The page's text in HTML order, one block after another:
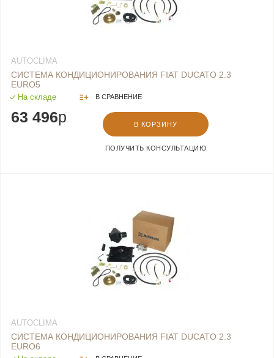
AUTOCLIMA
СИСТЕМА КОНДИЦИОНИРОВАНИЯ FIAT DUCATO 2.3
EURO5
На складе В СРАВНЕНИЕ
63 496p В КОРЗИНУ
ПОЛУЧИТЬ КОНСУЛЬТАЦИЮ
AUTOCLIMA
СИСТЕМА КОНДИЦИОНИРОВАНИЯ FIAT DUCATO 2.3
EURO6